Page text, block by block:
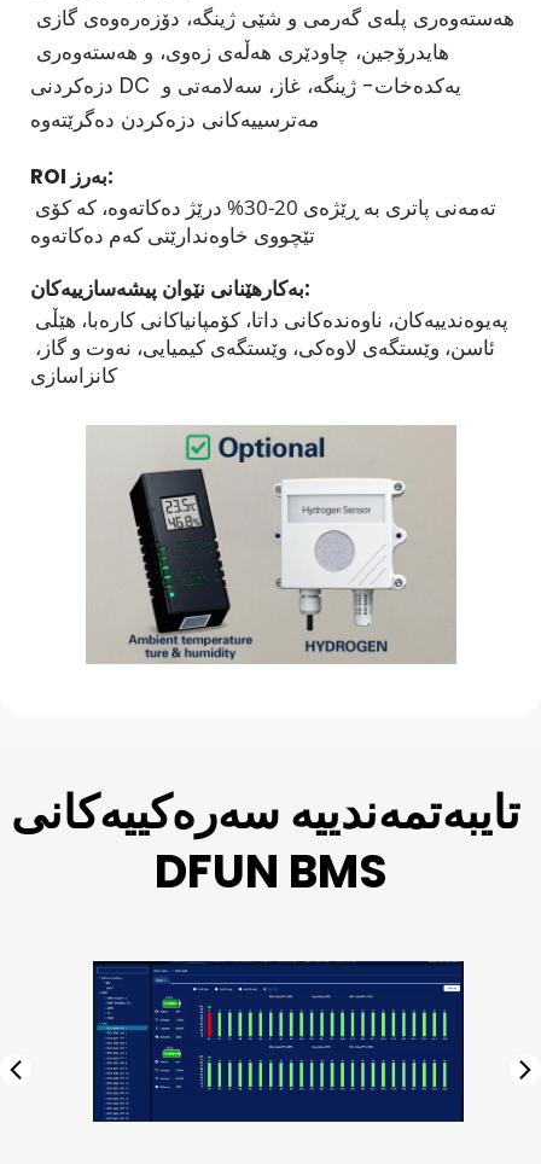
دزەکردنی DC یەکدەخات- ژینگە، غاز، سەلامەتی و
مەترسییەکانی دزەکردن دەگرێتەوە
ROI بەرز:
تێچووی خاوەندارێتی کەم دەکاتەوە
بەکارهێنانی نێوان پیشەسازییەکان:
کانزاسازی
تایبەتمەندییە سەرەکییەکانی
DFUN BMS